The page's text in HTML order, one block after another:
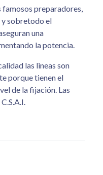
famosos preparadores,
y sobretodo el
una
la potencia.
las lineas son
porque tienen el
de la fijación. Las